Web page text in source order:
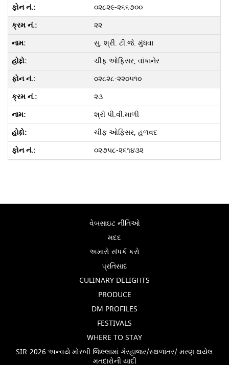
૦૨૮૨૯-૨૬૬૭૦૦
૨૨
સુ. શ્રી. ટી.જે. મુંધવા
ચીફ ઓફિસર, વાંકાનેર
૦૨૮૨૮-૨૨૦૫૧૦
૨૩
શ્રી પી.વી.માળી
ચીફ ઓફિસર, હળવદ
૦૨૭૫૮-૨૬૧૪૩૨
વેબસાઇટ નીતિઓ
મદદ
અમારો સંપર્ક કરો
પ્રતિસાદ
CULINARY DELIGHTS
PRODUCE
DM PROFILES
FESTIVALS
WHERE TO STAY
SIR-2026 અન્વયે મોરબી જિલ્લામાં ગેરહાજર/સ્થળાંતર/ મરણ થયેલ
મતદારોની યાદી